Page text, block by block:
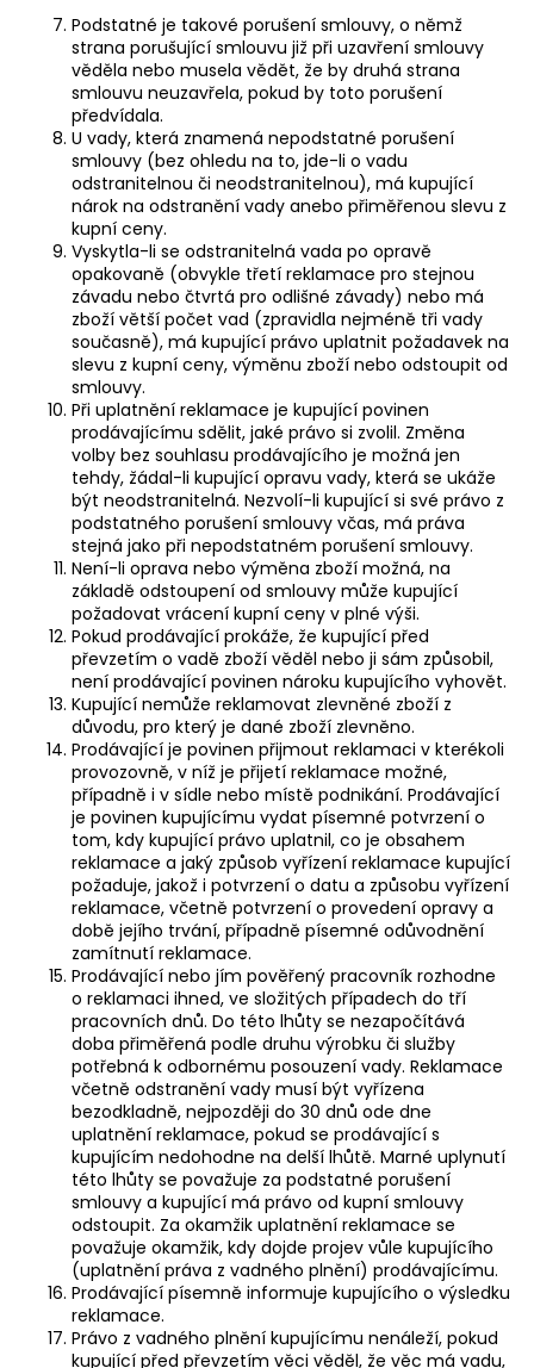
Podstatné je takové porušení smlouvy, o němž
strana porušující smlouvu již při uzavření smlouvy
věděla nebo musela vědět, že by druhá strana
smlouvu neuzavřela, pokud by toto porušení
předvídala.
U vady, která znamená nepodstatné porušení
smlouvy (bez ohledu na to, jde-li o vadu
odstranitelnou či neodstranitelnou), má kupující
nárok na odstranění vady anebo přiměřenou slevu z
kupní ceny.
Vyskytla-li se odstranitelná vada po opravě
opakovaně (obvykle třetí reklamace pro stejnou
závadu nebo čtvrtá pro odlišné závady) nebo má
zboží větší počet vad (zpravidla nejméně tři vady
současně), má kupující právo uplatnit požadavek na
slevu z kupní ceny, výměnu zboží nebo odstoupit od
smlouvy.
Při uplatnění reklamace je kupující povinen
prodávajícímu sdělit, jaké právo si zvolil. Změna
volby bez souhlasu prodávajícího je možná jen
tehdy, žádal-li kupující opravu vady, která se ukáže
být neodstranitelná. Nezvolí-li kupující si své právo z
podstatného porušení smlouvy včas, má práva
stejná jako při nepodstatném porušení smlouvy.
Není-li oprava nebo výměna zboží možná, na
základě odstoupení od smlouvy může kupující
požadovat vrácení kupní ceny v plné výši.
Pokud prodávající prokáže, že kupující před
převzetím o vadě zboží věděl nebo ji sám způsobil,
není prodávající povinen nároku kupujícího vyhovět.
Kupující nemůže reklamovat zlevněné zboží z
důvodu, pro který je dané zboží zlevněno.
Prodávající je povinen přijmout reklamaci v kterékoli
provozovně, v níž je přijetí reklamace možné,
případně i v sídle nebo místě podnikání. Prodávající
je povinen kupujícímu vydat písemné potvrzení o
tom, kdy kupující právo uplatnil, co je obsahem
reklamace a jaký způsob vyřízení reklamace kupující
požaduje, jakož i potvrzení o datu a způsobu vyřízení
reklamace, včetně potvrzení o provedení opravy a
době jejího trvání, případně písemné odůvodnění
zamítnutí reklamace.
Prodávající nebo jím pověřený pracovník rozhodne
o reklamaci ihned, ve složitých případech do tří
pracovních dnů. Do této lhůty se nezapočítává
doba přiměřená podle druhu výrobku či služby
potřebná k odbornému posouzení vady. Reklamace
včetně odstranění vady musí být vyřízena
bezodkladně, nejpozději do 30 dnů ode dne
uplatnění reklamace, pokud se prodávající s
kupujícím nedohodne na delší lhůtě. Marné uplynutí
této lhůty se považuje za podstatné porušení
smlouvy a kupující má právo od kupní smlouvy
odstoupit. Za okamžik uplatnění reklamace se
považuje okamžik, kdy dojde projev vůle kupujícího
(uplatnění práva z vadného plnění) prodávajícímu.
Prodávající písemně informuje kupujícího o výsledku
reklamace.
Právo z vadného plnění kupujícímu nenáleží, pokud
kupující před převzetím věci věděl, že věc má vadu,